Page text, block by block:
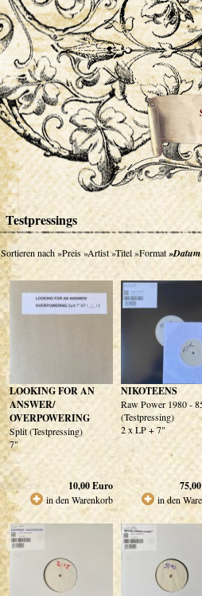
Testpressings
Sortieren nach»Preis»Artist»Titel»Format»Datum
LOOKING FOR AN
ANSWER/
OVERPOWERING
Split (Testpressing)
7"
10,00Euro
in den Warenkorb
NIKOTEENS
Raw Power 1980 -
(Testpressing)
2 x LP + 7"
75,00
in den